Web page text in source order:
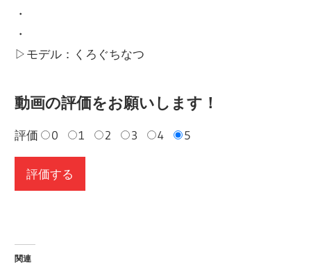
・
・
▷モデル：くろぐちなつ
動画の評価をお願いします！
評価 0 1 2 3 4 5
関連